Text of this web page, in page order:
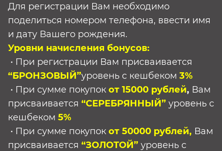
Для регистрации Вам необходимо
поделиться номером телефона, ввести имя
и дату Вашего рождения.
Уровни начисления бонусов:
• При регистрации Вам присваивается
“БРОНЗОВЫЙ”уровень с кешбеком 3%
• При сумме покупок от 15000 рублей, Вам
присваивается “СЕРЕБРЯННЫЙ” уровень с
кешбеком 5%
• При сумме покупок от 50000 рублей, Вам
присваивается “ЗОЛОТОЙ” уровень с